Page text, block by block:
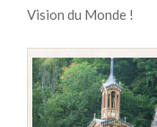
Vision du Monde !